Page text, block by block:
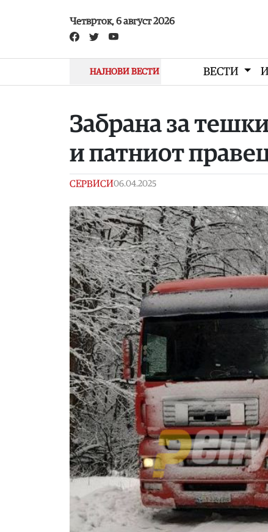
Четврток, 6 август 2026
НАЈНОВИ ВЕСТИ ВЕСТИ
Забрана за
и патниот
СЕРВИСИ06.04.2025